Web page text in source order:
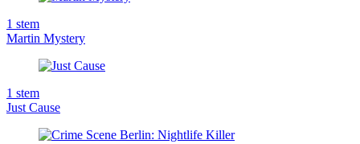
1 stem
Martin Mystery
1 stem
Just Cause